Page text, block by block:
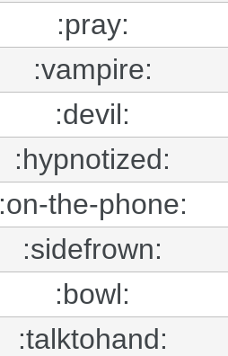
:pray:
:vampire:
:devil:
:hypnotized:
:on-the-phone:
:sidefrown:
:bowl:
:talktohand: